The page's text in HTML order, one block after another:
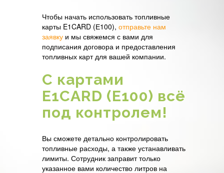
Чтобы начать использовать топливные
карты E1CARD (Е100), отправьте нам
заявку и мы свяжемся с вами для
подписания договора и предоставления
топливных карт для вашей компании.
С картами
E1CARD (Е100) всё
под контролем!
Вы сможете детально контролировать
топливные расходы, а также устанавливать
лимиты. Сотрудник заправит только
указанное вами количество литров на